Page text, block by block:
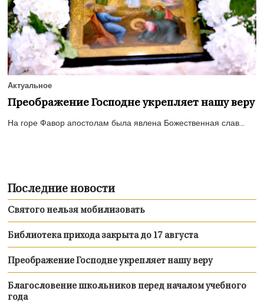
Актуальное
Преображение Господне укрепляет нашу веру
На горе Фавор апостолам была явлена Божественная слав...
Последние новости
Святого нельзя мобилизовать
Библиотека прихода закрыта до 17 августа
Преображение Господне укрепляет нашу веру
Благословение школьников перед началом учебного
года